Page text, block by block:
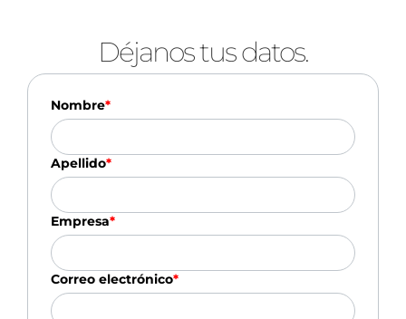
Déjanos tus datos.
Nombre*
Apellido*
Empresa*
Correo electrónico*